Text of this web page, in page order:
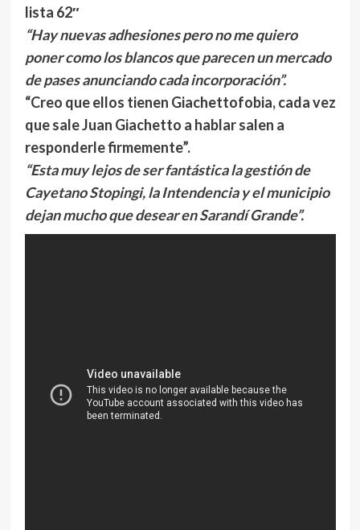
lista 62″
“Hay nuevas adhesiones pero no me quiero
poner como los blancos que parecen un mercado
de pases anunciando cada incorporación”.
“Creo que ellos tienen Giachettofobia, cada vez
que sale Juan Giachetto a hablar salen a
responderle firmemente”.
“Esta muy lejos de ser fantástica la gestión de
Cayetano Stopingi, la Intendencia y el municipio
dejan mucho que desear en Sarandí Grande”.